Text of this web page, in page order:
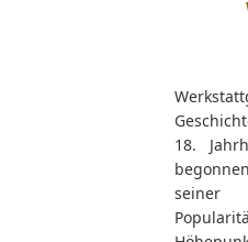
18.
seiner